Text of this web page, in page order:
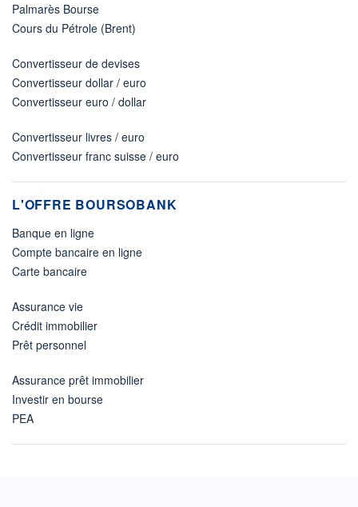
Palmarès Bourse
Cours du Pétrole (Brent)
Convertisseur de devises
Convertisseur dollar / euro
Convertisseur euro / dollar
Convertisseur livres / euro
Convertisseur franc suisse / euro
L'OFFRE BOURSOBANK
Banque en ligne
Compte bancaire en ligne
Carte bancaire
Assurance vie
Crédit immobilier
Prêt personnel
Assurance prêt immobilier
Investir en bourse
PEA